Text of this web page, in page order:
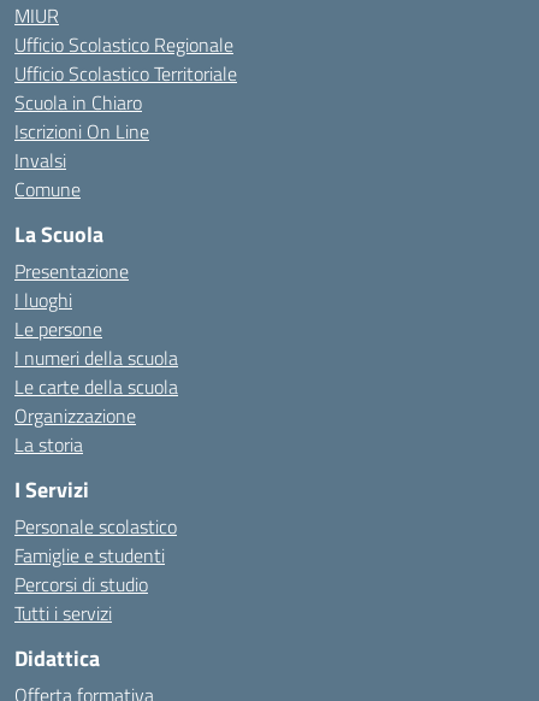
MIUR
Ufficio Scolastico Regionale
Ufficio Scolastico Territoriale
Scuola in Chiaro
Iscrizioni On Line
Invalsi
Comune
La Scuola
Presentazione
I luoghi
Le persone
I numeri della scuola
Le carte della scuola
Organizzazione
La storia
I Servizi
Personale scolastico
Famiglie e studenti
Percorsi di studio
Tutti i servizi
Didattica
Offerta formativa